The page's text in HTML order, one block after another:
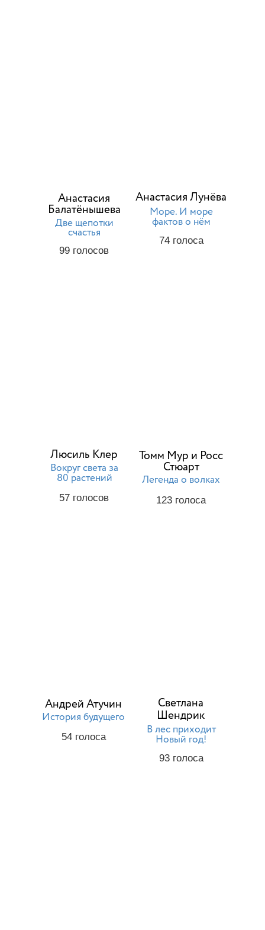
Две щепотки
счастья
99 голосов
Анастасия
Балатёнышева Море. И море
фактов о нём
74 голоса
Анастасия Лунёва
Вокруг света за
80 растений
57 голосов
Люсиль Клер
Легенда о волках
123 голоса
Томм Мур и Росс
Стюарт
История будущего
54 голоса
Андрей Атучин
В лес приходит
Новый год!
93 голоса
Светлана
Шендрик